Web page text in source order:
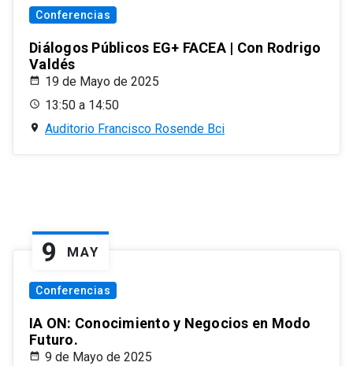
Conferencias
Diálogos Públicos EG+ FACEA | Con Rodrigo
Valdés
19 de Mayo de 2025
13:50 a 14:50
Auditorio Francisco Rosende Bci
9 MAY
Conferencias
IA ON: Conocimiento y Negocios en Modo
Futuro.
9 de Mayo de 2025